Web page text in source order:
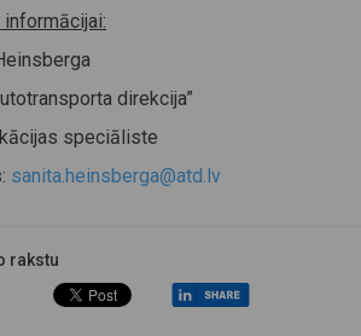
direkcija”
speciāliste
sanita.heinsberga@atd.lv
rakstu